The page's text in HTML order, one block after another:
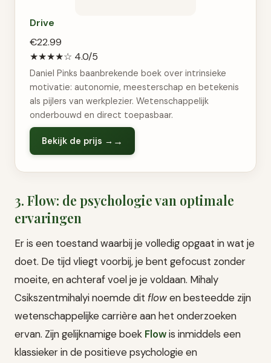
Drive
€22.99
★★★★☆ 4.0/5
Daniel Pinks baanbrekende boek over intrinsieke
motivatie: autonomie, meesterschap en betekenis
als pijlers van werkplezier. Wetenschappelijk
onderbouwd en direct toepasbaar.
Bekijk de prijs →
3. Flow: de psychologie van optimale
ervaringen
Er is een toestand waarbij je volledig opgaat in wat je
doet. De tijd vliegt voorbij, je bent gefocust zonder
moeite, en achteraf voel je je voldaan. Mihaly
Csikszentmihalyi noemde dit flowen besteedde zijn
wetenschappelijke carrière aan het onderzoeken
ervan. Zijn gelijknamige boek Flowis inmiddels een
klassieker in de positieve psychologie en